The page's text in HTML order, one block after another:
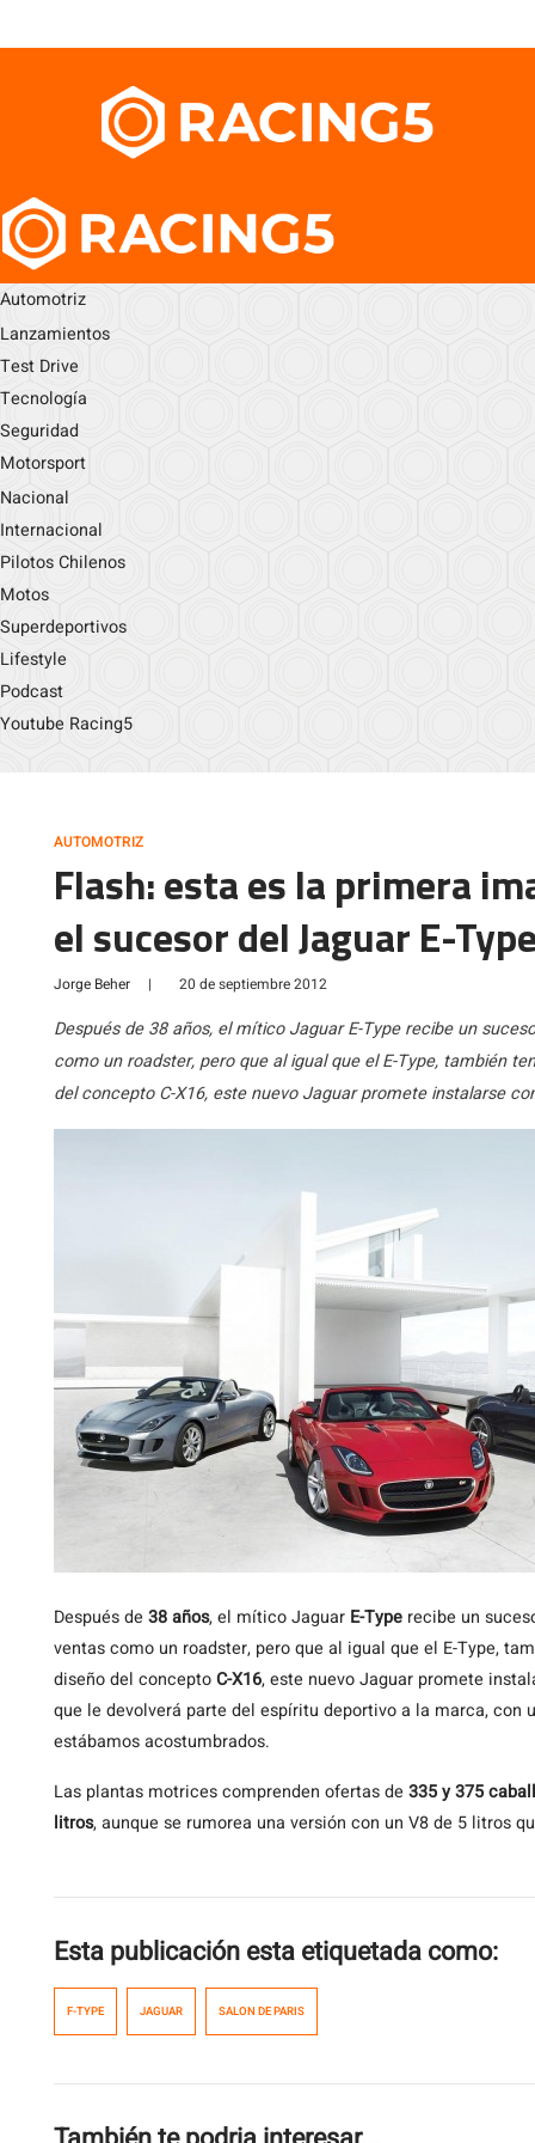
Automotriz
Lanzamientos
Test Drive
Tecnología
Seguridad
Motorsport
Nacional
Internacional
Pilotos Chilenos
Motos
Superdeportivos
Lifestyle
Podcast
Youtube Racing5
AUTOMOTRIZ
Flash: esta es la primera
el sucesor del Jaguar E-
Jorge Beher | 20 de septiembre 2012
Después de 38 años, el mítico Jaguar E-Type recibe un
como un roadster, pero que al igual que el E-Type, también
del concepto C-X16, este nuevo Jaguar promete instalarse
Despuésde 38 años, el mítico Jaguar E-Type recibe un
ventas como un roadster, pero que al igual que el E-Type,
diseño del conceptoC-X16, este nuevo Jaguar promete
que le devolverá parte del espíritu deportivo a la marca, con
estábamos acostumbrados.
Las plantas motrices comprenden ofertas de 335 y 375
litros, aunque se rumorea una versión con un V8 de 5 litros
Esta publicación esta etiquetada como:
F-TYPE JAGUAR SALON DE PARIS